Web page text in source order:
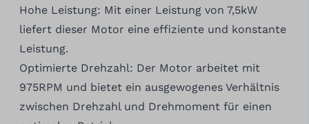
Hohe Leistung: Mit einer Leistung von 7,5kW
liefert dieser Motor eine effiziente und konstante
Leistung.
Optimierte Drehzahl: Der Motor arbeitet mit
975RPM und bietet ein ausgewogenes Verhältnis
zwischen Drehzahl und Drehmoment für einen